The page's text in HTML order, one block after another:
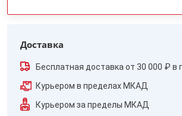
Доставка
Бесплатная доставка от 30 000 ₽
Курьером в пределах МКАД
Курьером за пределы МКАД